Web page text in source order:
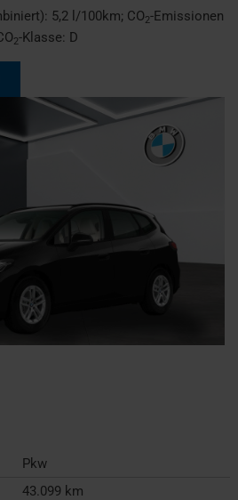
5,2 l/100km; CO2-Emissionen
2-Klasse: D
Pkw
43.099 km